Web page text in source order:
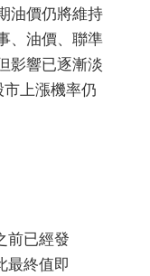
油價仍將維持
、油價、聯準
影響已逐漸淡
上漲機率仍
前已經發
最終值即